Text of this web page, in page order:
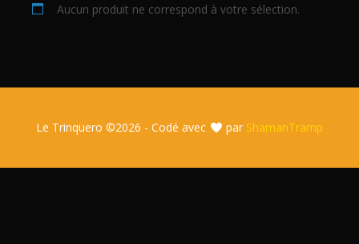
Aucun produit ne correspond à votre sélection.
Le Trinquero ©2026 - Codé avec par ShamanTramp